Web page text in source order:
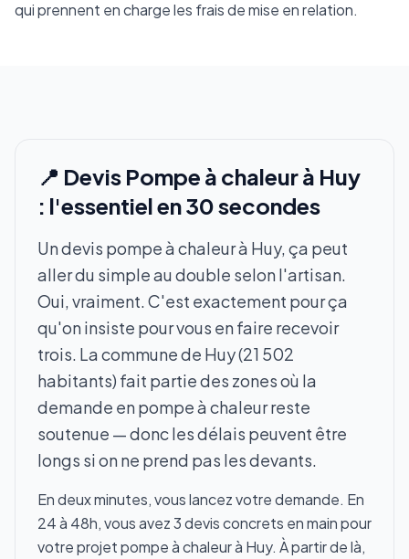
qui prennent en charge les frais de mise en relation.
📍 Devis Pompe à chaleur à Huy
: l'essentiel en 30 secondes
Un devis pompe à chaleur à Huy, ça peut
aller du simple au double selon l'artisan.
Oui, vraiment. C'est exactement pour ça
qu'on insiste pour vous en faire recevoir
trois. La commune de Huy (21 502
habitants) fait partie des zones où la
demande en pompe à chaleur reste
soutenue — donc les délais peuvent être
longs si on ne prend pas les devants.
En deux minutes, vous lancez votre demande. En
24 à 48h, vous avez 3 devis concrets en main pour
votre projet pompe à chaleur à Huy. À partir de là,